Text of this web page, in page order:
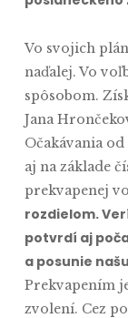
Vo svojich
naďalej. Vo
spôsobom.
Jana
Očakávania
aj na základe
prekvapenej
rozdielom.
potvrdí aj
a posunie
Prekvapením
zvolení. Cez